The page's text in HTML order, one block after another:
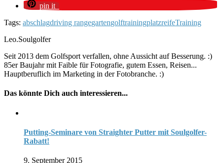
pin it
Tags: abschlagdriving rangegartengolftrainingplatzreifeTraining
Leo.Soulgolfer
Seit 2013 dem Golfsport verfallen, ohne Aussicht auf Besserung. :)
85er Baujahr mit Faible für Fotografie, gutem Essen, Reisen...
Hauptberuflich im Marketing in der Fotobranche. :)
Das könnte Dich auch interessieren...
Putting-Seminare von Straighter Putter mit Soulgolfer-
Rabatt!
9. September 2015